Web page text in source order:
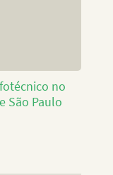
no
São Paulo